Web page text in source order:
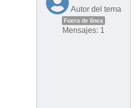
Autor del tema
Fuera de línea
Mensajes: 1